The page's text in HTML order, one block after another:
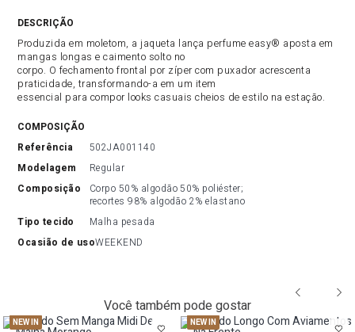
Produzida em moletom, a jaqueta lança perfume easy® aposta em
mangas longas e caimento solto no
corpo. O fechamento frontal por zíper com puxador acrescenta
praticidade, transformando-a em um item
essencial para compor looks casuais cheios de estilo na estação.
COMPOSIÇÃO
referência
502JA001140
modelagem
Regular
composição
Corpo 50% algodão 50% poliéster;
recortes 98% algodão 2% elastano
tipo tecido
Malha pesada
ocasião de usoWEEKEND
Você também pode gostar
NEW IN NEW IN